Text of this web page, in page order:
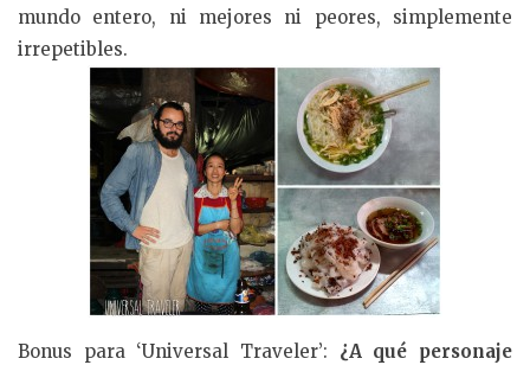
mundo entero, ni mejores ni peores, simplemente
irrepetibles.
Bonus para ‘Universal Traveler’: ¿A qué personaje